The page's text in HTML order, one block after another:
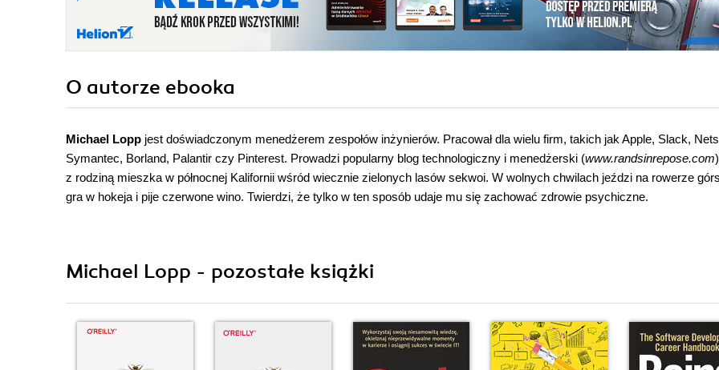
O autorze ebooka
Michael Lopp jest doświadczonym menedżerem zespołów inżynierów. Pracował dla wielu firm, takich jak Apple, Slack,
Symantec, Borland, Palantir czy Pinterest. Prowadzi popularny blog technologiczny i menedżerski (www.randsinrepose.com
z rodziną mieszka w północnej Kalifornii wśród wiecznie zielonych lasów sekwoi. W wolnych chwilach jeździ na rowerze
gra w hokeja i pije czerwone wino. Twierdzi, że tylko w ten sposób udaje mu się zachować zdrowie psychiczne.
Michael Lopp - pozostałe książki